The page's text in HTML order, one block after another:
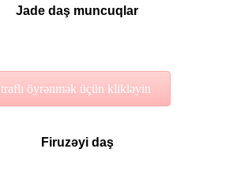
Jade daş muncuqlar
öyrənmək üçün klikləyin
Firuzəyi daş